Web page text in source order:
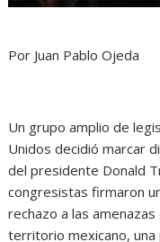
Por Juan Pablo Ojeda
Un grupo amplio de
Unidos decidió marcar
del presidente Donald
congresistas firmaron
rechazo a las
territorio mexicano,